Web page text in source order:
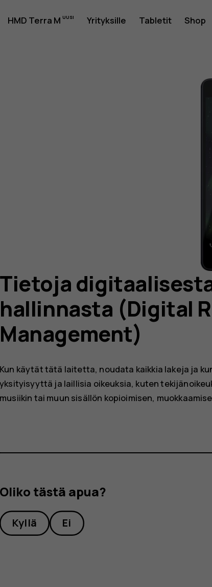
HMD Terra M Yrityksille Tabletit Shop
Tietoja
hallinnasta (Digital
Management)
Kun käytät tätä laitetta, noudata kaikkia lakeja ja
yksityisyyttä ja laillisia oikeuksia, kuten
musiikin tai muun sisällön kopioimisen,
Oliko tästä apua?
Kyllä Ei